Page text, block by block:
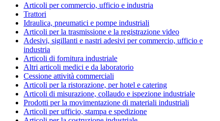
Articoli per commercio, ufficio e industria
Trattori
Idraulica, pneumatici e pompe industriali
Articoli per la trasmissione e la registrazione video
Adesivi, sigillanti e nastri adesivi per commercio, ufficio e
industria
Articoli di fornitura industriale
Altri articoli medici e da laboratorio
Cessione attività commerciali
Articoli per la ristorazione, per hotel e catering
Articoli di misurazione, collaudo e ispezione industriale
Prodotti per la movimentazione di materiali industriali
Articoli per ufficio, stampa e spedizione